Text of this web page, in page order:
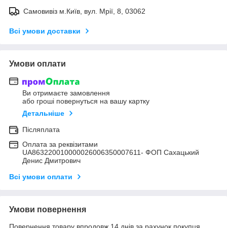
Самовивіз м.Київ, вул. Мрії, 8, 03062
Всі умови доставки
Умови оплати
Ви отримаєте замовлення
або гроші повернуться на вашу картку
Детальніше
Післяплата
Оплата за реквізитами
UA863220010000026006350007611- ФОП Сахацький
Денис Дмитрович
Всі умови оплати
Умови повернення